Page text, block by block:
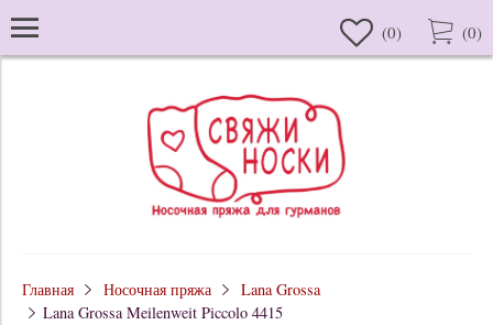
(0) (0)
Главная Носочная пряжа
Lana Grossa
Lana Grossa Meilenweit Piccolo 4415